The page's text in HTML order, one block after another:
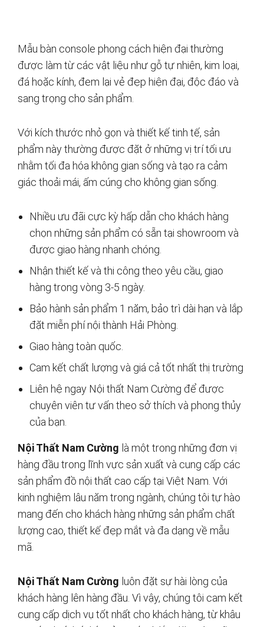
Mẫu bàn console phong cách hiện đại thường
được làm từ các vật liệu như gỗ tự nhiên, kim loại,
đá hoặc kính, đem lại vẻ đẹp hiện đại, độc đáo và
sang trọng cho sản phẩm.
Với kích thước nhỏ gọn và thiết kế tinh tế, sản
phẩm này thường được đặt ở những vị trí tối ưu
nhằm tối đa hóa không gian sống và tạo ra cảm
giác thoải mái, ấm cúng cho không gian sống.
Nhiều ưu đãi cực kỳ hấp dẫn cho khách hàng
chọn những sản phẩm có sẵn tại showroom và
được giao hàng nhanh chóng.
Nhận thiết kế và thi công theo yêu cầu, giao
hàng trong vòng 3-5 ngày.
Bảo hành sản phẩm 1 năm, bảo trì dài hạn và lắp
đặt miễn phí nội thành Hải Phòng.
Giao hàng toàn quốc.
Cam kết chất lượng và giá cả tốt nhất thị trường
Liên hệ ngay Nội thất Nam Cường để được
chuyên viên tư vấn theo sở thích và phong thủy
của bạn.
Nội Thất Nam Cường là một trong những đơn vị
hàng đầu trong lĩnh vực sản xuất và cung cấp các
sản phẩm đồ nội thất cao cấp tại Việt Nam. Với
kinh nghiệm lâu năm trong ngành, chúng tôi tự hào
mang đến cho khách hàng những sản phẩm chất
lượng cao, thiết kế đẹp mắt và đa dạng về mẫu
mã.
Nội Thất Nam Cường luôn đặt sự hài lòng của
khách hàng lên hàng đầu. Vì vậy, chúng tôi cam kết
cung cấp dịch vụ tốt nhất cho khách hàng, từ khâu